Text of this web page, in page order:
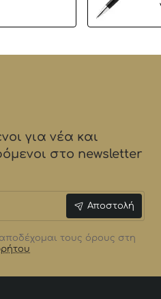
για νέα και
στο newsletter
Αποστολή
τους όρους στη